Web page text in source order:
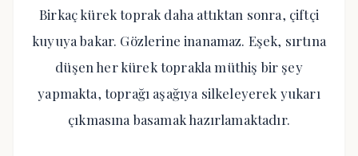
Birkaç kürek toprak daha attıktan sonra, çiftçi
kuyuya bakar. Gözlerine inanamaz. Eşek, sırtına
düşen her kürek toprakla müthiş bir şey
yapmakta, toprağı aşağıya silkeleyerek yukarı
çıkmasına basamak hazırlamaktadır.